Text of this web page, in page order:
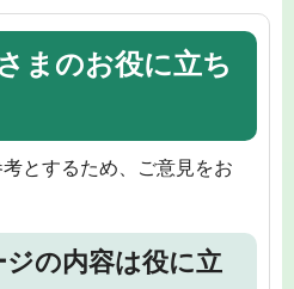
まのお役に立ち
とするため、ご意見をお
の内容は役に立